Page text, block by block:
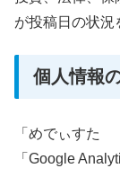
が投稿日の状況
個人情報
「めでぃすた
「Google